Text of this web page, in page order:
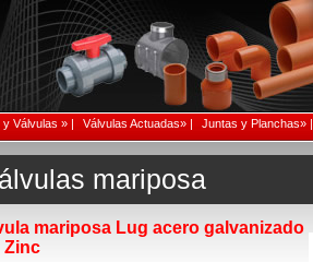
Válvulas » | Válvulas Actuadas» | Juntas y Planchas» |
mariposa
mariposa Lug acero galvanizado
Zinc